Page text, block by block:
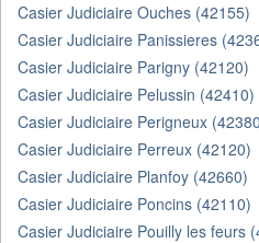
Casier Judiciaire Ouches (42155)
Casier Judiciaire Panissieres
Casier Judiciaire Parigny (42120)
Casier Judiciaire Pelussin (42410)
Casier Judiciaire Perigneux
Casier Judiciaire Perreux (42120)
Casier Judiciaire Planfoy (42660)
Casier Judiciaire Poncins (42110)
Casier Judiciaire Pouilly les feurs